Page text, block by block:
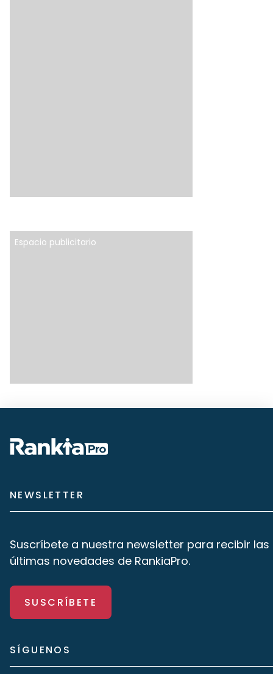
Espacio publicitario
NEWSLETTER
Suscríbete a nuestra newsletter para recibir las
últimas novedades de RankiaPro.
SUSCRÍBETE
SÍGUENOS